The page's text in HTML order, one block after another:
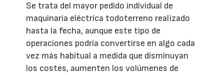
Se trata del mayor pedido individual de
maquinaria eléctrica todoterreno realizado
hasta la fecha, aunque este tipo de
operaciones podría convertirse en algo cada
vez más habitual a medida que disminuyan
los costes, aumenten los volúmenes de